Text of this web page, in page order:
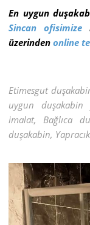
En uygun
Sincan ofisimize
üzerindenonline
Etimesgut
uygun duşakabin
imalat, Bağlıca
duşakabin,